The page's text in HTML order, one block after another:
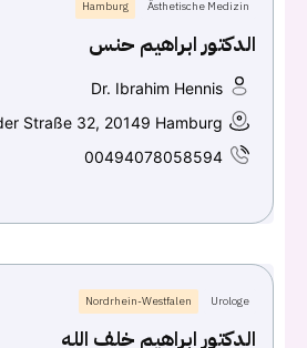
Ästhetische Medizin
Hamburg
الدكتور ابراهيم حنس
Dr. Ibrahim Hennis
Straße 32, 20149 Hamburg
00494078058594
Urologe
Nordrhein-Westfalen
الدكتور ابراهيم خلف الله